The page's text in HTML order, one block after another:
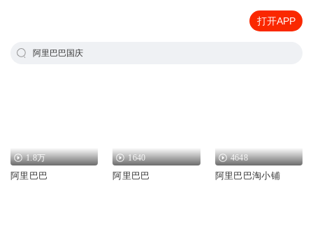
打开APP
阿里巴巴国庆
1.8万
阿里巴巴
1640
阿里巴巴
4648
阿里巴巴淘小铺